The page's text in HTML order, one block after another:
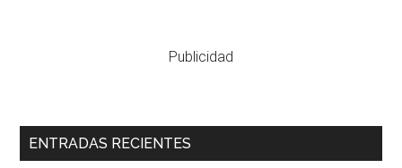
Publicidad
ENTRADAS RECIENTES